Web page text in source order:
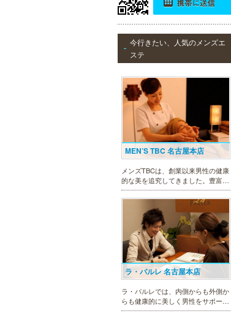
今行きたい、人気のメンズエ
ステ
MEN’S TBC 名古屋本店
メンズTBCは、創業以来男性の健康
的な美を追究してきました。豊富な
脱毛メニューを始め、フェイシャル
ケア、下腹引き締め等、各種お得な
体験コースを取り揃えています。選
べる種類の多さで初めての方も安心
です。
ラ・パルレ 名古屋本店
ラ・パルレでは、内側からも外側か
らも健康的に美しく男性をサポー
ト。脱メタボリックやダイエット、